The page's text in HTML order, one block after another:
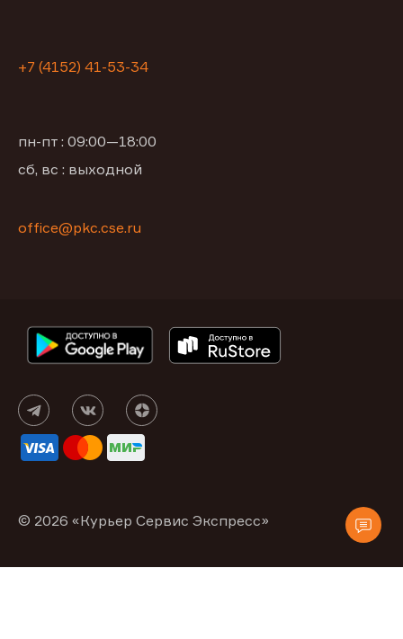
+7 (4152) 41-53-34
пн-пт : 09:00—18:00
сб, вс : выходной
office@pkc.cse.ru
© 2026 «Курьер Сервис Экспресс»